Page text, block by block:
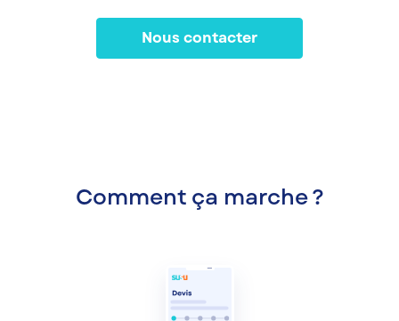
Nous contacter
Comment ça marche ?